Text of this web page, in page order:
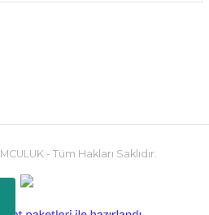
- Tüm Hakları Saklıdır.